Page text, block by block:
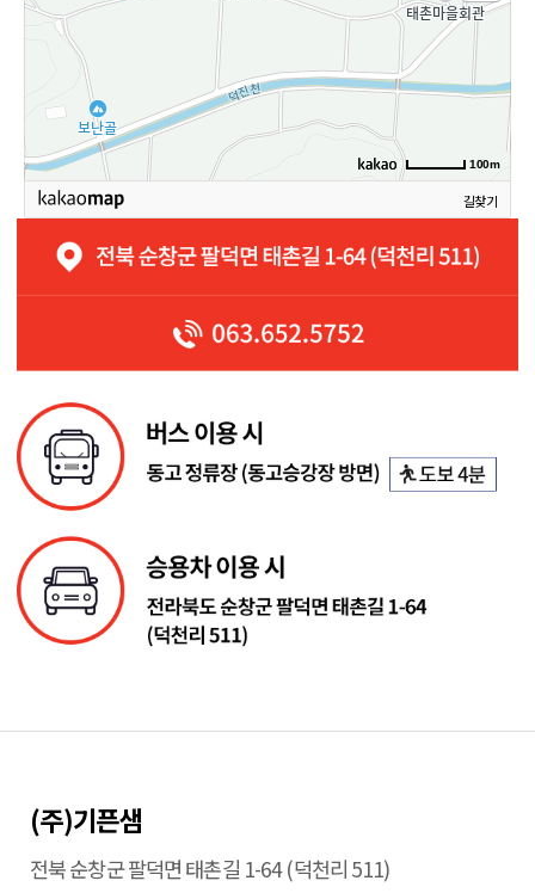
100m
길찾기
(주)기픈샘
전북 순창군 팔덕면 태촌길 1-64 (덕천리 511)